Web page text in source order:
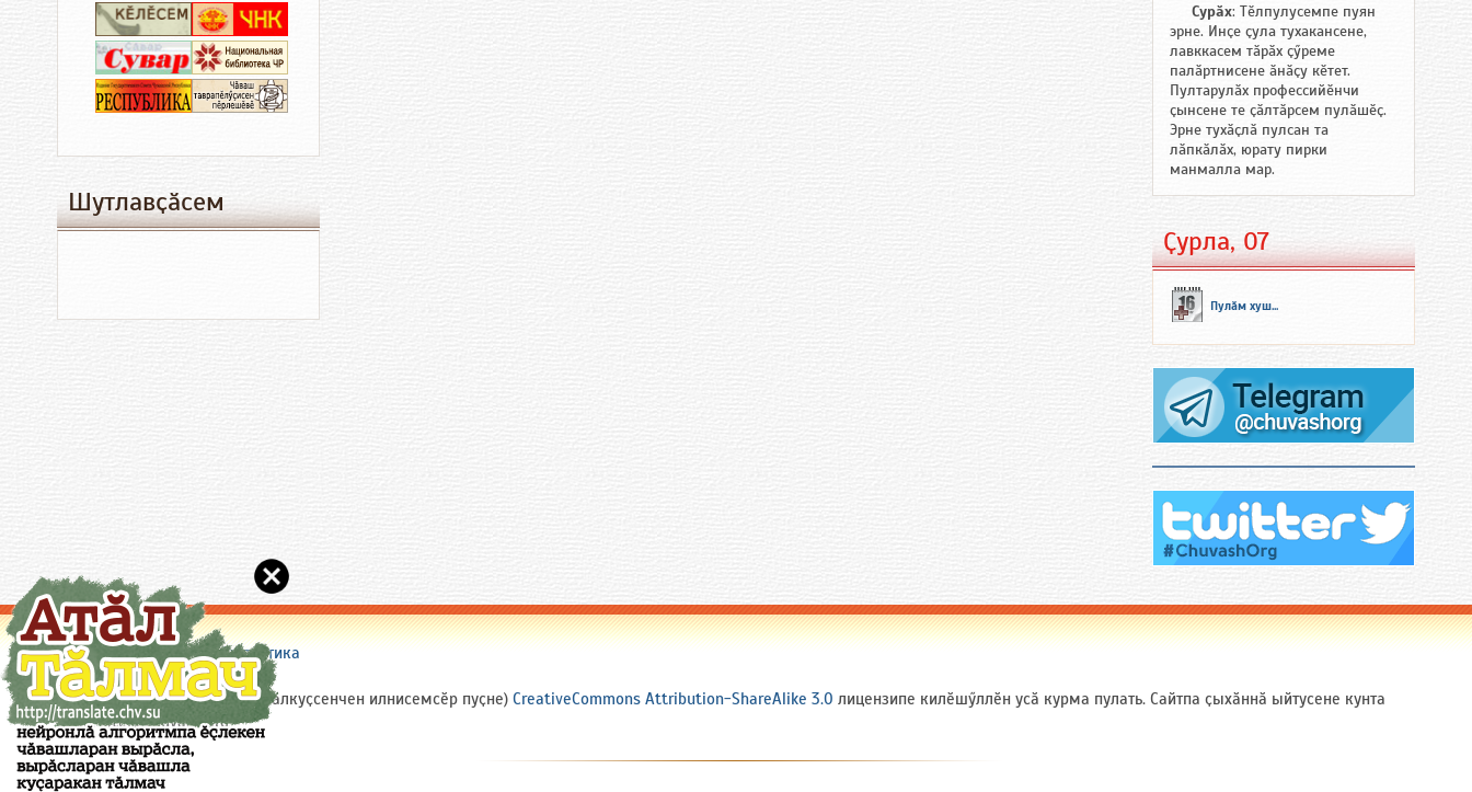
Шутлавҫӑсем
Сурӑх: Тӗлпулусемпе пуян
эрне. Инҫе ҫула тухакансене,
лавккасем тӑрӑх ҫӳреме
палӑртнисене ӑнӑҫу кӗтет.
Пултарулӑх профессийӗнчи
ҫынсене те ҫӑлтӑрсем пулӑшӗҫ.
Эрне тухӑҫлӑ пулсан та
лӑпкӑлӑх, юрату пирки
манмалла мар.
Ҫурла, 07
Пулӑм хуш...
Сайт пирки|Пулӑшу|Статистика
(c) 2005-2026 Chuvash.Org
Сайтри материалсене (ытти ҫӑлкуҫсенчен илнисемсӗр пуҫне) CreativeCommons Attribution-ShareAlike 3.0 лицензипе килӗшӳллӗн усӑ курма пулать. Сайтпа ҫыхӑннӑ ыйтусене кунта
ярӑр: site(a)chuvash.org